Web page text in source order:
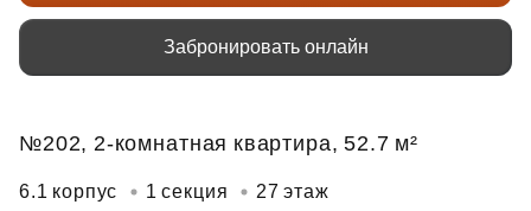
Забронировать онлайн
№202, 2-комнатная квартира, 52.7 м²
6.1 корпус 1 секция 27 этаж